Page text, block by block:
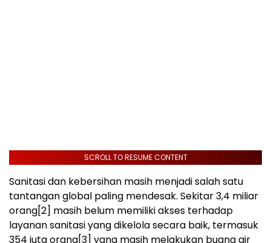
SCROLL TO RESUME CONTENT
Sanitasi dan kebersihan masih menjadi salah satu
tantangan global paling mendesak. Sekitar 3,4 miliar
orang[2] masih belum memiliki akses terhadap
layanan sanitasi yang dikelola secara baik, termasuk
354 juta orang[3] yang masih melakukan buang air